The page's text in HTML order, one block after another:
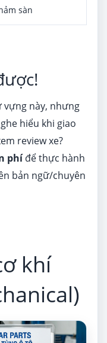
sàn
vựng này, nhưng
hiểu khi giao
review xe?
phíđể thực hành
bản ngữ/chuyên
khí